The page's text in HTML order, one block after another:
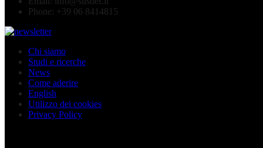
Phone: +39 06 8414815
Chi siamo
Studi e ricerche
News
Come aderire
English
Utilizzo dei cookies
Privacy Policy